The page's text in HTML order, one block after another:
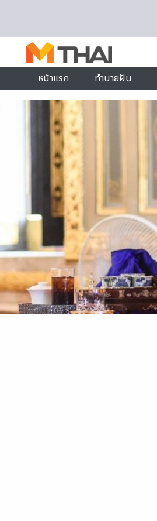
หน้าแรก
ทำนายฝัน